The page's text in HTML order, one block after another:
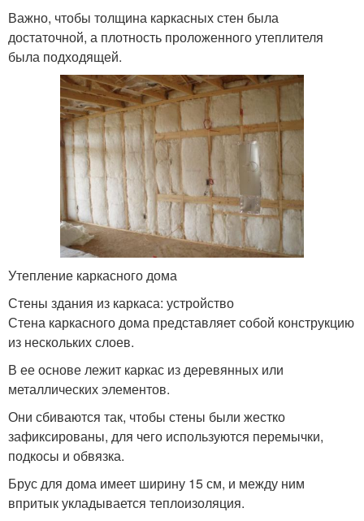
Важно, чтобы толщина каркасных стен была
достаточной, а плотность проложенного утеплителя
была подходящей.
Утепление каркасного дома
Стены здания из каркаса: устройство
Стена каркасного дома представляет собой конструкцию
из нескольких слоев.
В ее основе лежит каркас из деревянных или
металлических элементов.
Они сбиваются так, чтобы стены были жестко
зафиксированы, для чего используются перемычки,
подкосы и обвязка.
Брус для дома имеет ширину 15 см, и между ним
впритык укладывается теплоизоляция.